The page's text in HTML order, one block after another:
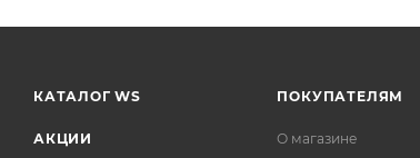
КАТАЛОГ WS
АКЦИИ
ПОКУПАТЕЛЯМ
О магазине